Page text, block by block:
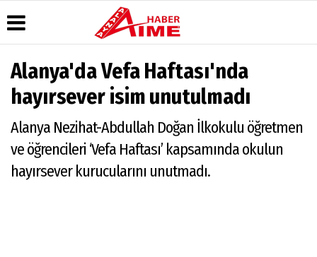
Üye Paneli
Haber
Dergi
Arşivi
Günün
Hava
Durumu
Gazete
Manşetleri
Anketler
Biyografiler
Yazarları
Video
Galeri
Foto
Galeri
Moovit
Alanya-
Gazipaşa
Alanya'da Vefa Haftası'nda
hayırsever isim unutulmadı
Alanya Nezihat-Abdullah Doğan İlkokulu öğretmen
ve öğrencileri ‘Vefa Haftası’ kapsamında okulun
hayırsever kurucularını unutmadı.